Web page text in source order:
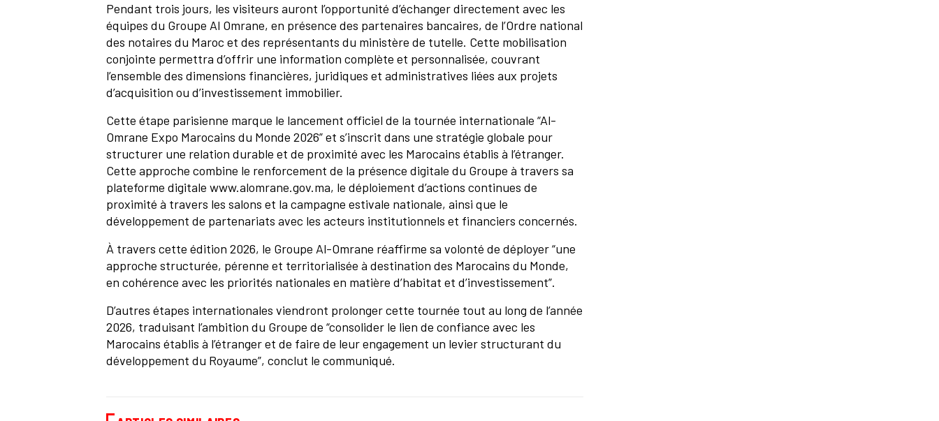
Pendant trois jours, les visiteurs auront l’opportunité d’échanger directement avec les
équipes du Groupe Al Omrane, en présence des partenaires bancaires, de l’Ordre national
des notaires du Maroc et des représentants du ministère de tutelle. Cette mobilisation
conjointe permettra d’offrir une information complète et personnalisée, couvrant
l’ensemble des dimensions financières, juridiques et administratives liées aux projets
d’acquisition ou d’investissement immobilier.
Cette étape parisienne marque le lancement officiel de la tournée internationale “Al-
Omrane Expo Marocains du Monde 2026” et s’inscrit dans une stratégie globale pour
structurer une relation durable et de proximité avec les Marocains établis à l’étranger.
Cette approche combine le renforcement de la présence digitale du Groupe à travers sa
plateforme digitale www.alomrane.gov.ma, le déploiement d’actions continues de
proximité à travers les salons et la campagne estivale nationale, ainsi que le
développement de partenariats avec les acteurs institutionnels et financiers concernés.
À travers cette édition 2026, le Groupe Al-Omrane réaffirme sa volonté de déployer “une
approche structurée, pérenne et territorialisée à destination des Marocains du Monde,
en cohérence avec les priorités nationales en matière d’habitat et d’investissement”.
D’autres étapes internationales viendront prolonger cette tournée tout au long de l’année
2026, traduisant l’ambition du Groupe de “consolider le lien de confiance avec les
Marocains établis à l’étranger et de faire de leur engagement un levier structurant du
développement du Royaume”, conclut le communiqué.